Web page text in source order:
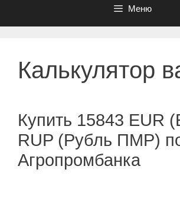
Меню
Калькулятор
Купить 15843 EUR
RUP (Рубль ПМР)
Агропромбанка